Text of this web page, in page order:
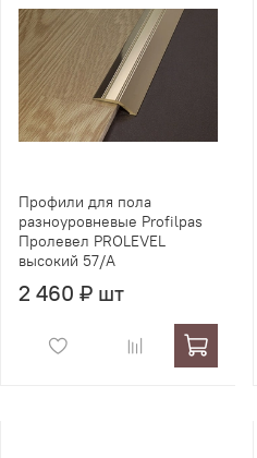
Профили для пола
разноуровневые Profilpas
Пролевел PROLEVEL
высокий 57/A
2 460 ₽ шт